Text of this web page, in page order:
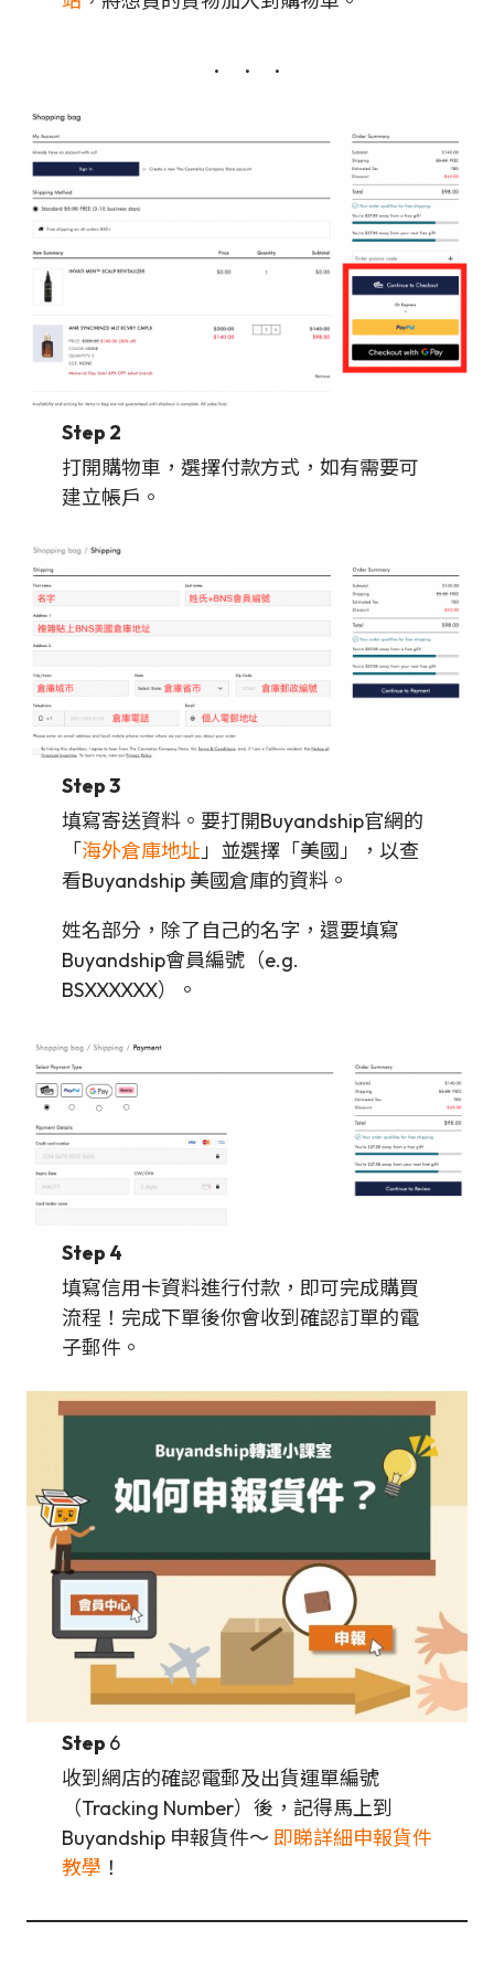
Step 2
打開購物車，選擇付款方式，如有需要可
建立帳戶。
Step 3
填寫寄送資料。要打開Buyandship官網的
「海外倉庫地址」並選擇「美國」，以查
看Buyandship 美國倉庫的資料。
姓名部分，除了自己的名字，還要填寫
Buyandship會員編號（e.g.
BSXXXXXX）。
Step 4
填寫信用卡資料進行付款，即可完成購買
流程！完成下單後你會收到確認訂單的電
子郵件。
Step 6
收到網店的確認電郵及出貨運單編號
（Tracking Number）後，記得馬上到
Buyandship 申報貨件～ 即睇詳細申報貨件
教學 ！